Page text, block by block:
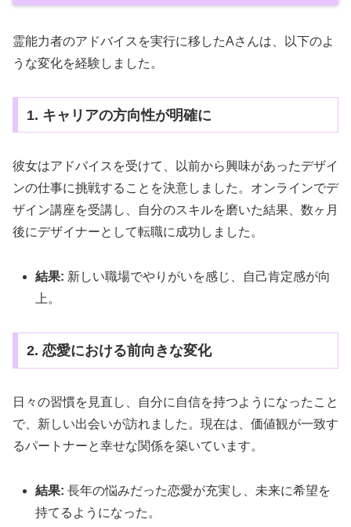
霊能力者のアドバイスを実行に移したAさんは、以下のよ
うな変化を経験しました。
1. キャリアの方向性が明確に
彼女はアドバイスを受けて、以前から興味があったデザイ
ンの仕事に挑戦することを決意しました。オンラインでデ
ザイン講座を受講し、自分のスキルを磨いた結果、数ヶ月
後にデザイナーとして転職に成功しました。
結果: 新しい職場でやりがいを感じ、自己肯定感が向
上。
2. 恋愛における前向きな変化
日々の習慣を見直し、自分に自信を持つようになったこと
で、新しい出会いが訪れました。現在は、価値観が一致す
るパートナーと幸せな関係を築いています。
結果: 長年の悩みだった恋愛が充実し、未来に希望を
持てるようになった。